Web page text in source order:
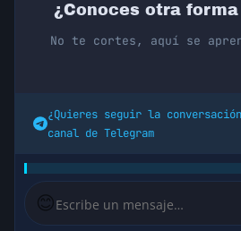
¿Conoces otra
No te cortes, aquí se
¿Quieres seguir la
canal de Telegram
😊